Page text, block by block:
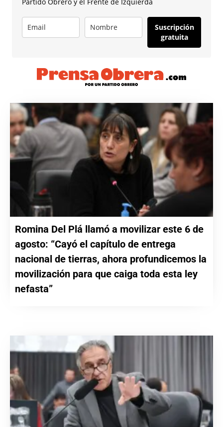
Suscripción
gratuita
Romina Del Plá llamó a movilizar este 6 de
agosto: “Cayó el capítulo de entrega
nacional de tierras, ahora profundicemos la
movilización para que caiga toda esta ley
nefasta”